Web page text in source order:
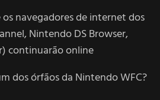
navegadores de internet dos
Nintendo DS Browser,
continuarão online
dos órfãos da Nintendo WFC?